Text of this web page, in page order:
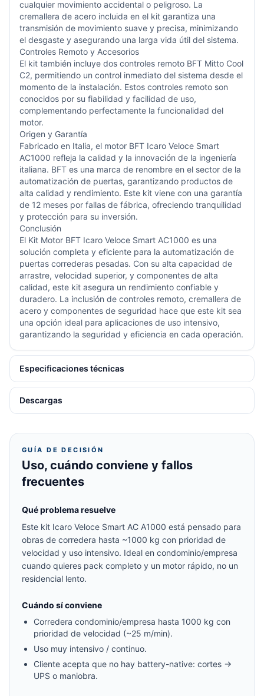
cualquier movimiento accidental o peligroso. La
cremallera de acero incluida en el kit garantiza una
transmisión de movimiento suave y precisa, minimizando
el desgaste y asegurando una larga vida útil del sistema.
Controles Remoto y Accesorios
El kit también incluye dos controles remoto BFT Mitto Cool
C2, permitiendo un control inmediato del sistema desde el
momento de la instalación. Estos controles remoto son
conocidos por su fiabilidad y facilidad de uso,
complementando perfectamente la funcionalidad del
motor.
Origen y Garantía
Fabricado en Italia, el motor BFT Icaro Veloce Smart
AC1000 refleja la calidad y la innovación de la ingeniería
italiana. BFT es una marca de renombre en el sector de la
automatización de puertas, garantizando productos de
alta calidad y rendimiento. Este kit viene con una garantía
de 12 meses por fallas de fábrica, ofreciendo tranquilidad
y protección para su inversión.
Conclusión
El Kit Motor BFT Icaro Veloce Smart AC1000 es una
solución completa y eficiente para la automatización de
puertas correderas pesadas. Con su alta capacidad de
arrastre, velocidad superior, y componentes de alta
calidad, este kit asegura un rendimiento confiable y
duradero. La inclusión de controles remoto, cremallera de
acero y componentes de seguridad hace que este kit sea
una opción ideal para aplicaciones de uso intensivo,
garantizando la seguridad y eficiencia en cada operación.
Especificaciones técnicas
Descargas
GUÍA DE DECISIÓN
Uso, cuándo conviene y fallos
frecuentes
Qué problema resuelve
Este kit Icaro Veloce Smart AC A1000 está pensado para
obras de corredera hasta ~1000 kg con prioridad de
velocidad y uso intensivo. Ideal en condominio/empresa
cuando quieres pack completo y un motor rápido, no un
residencial lento.
Cuándo sí conviene
Corredera condominio/empresa hasta 1000 kg con
prioridad de velocidad (~25 m/min).
Uso muy intensivo / continuo.
Cliente acepta que no hay battery-native: cortes →
UPS o maniobra.